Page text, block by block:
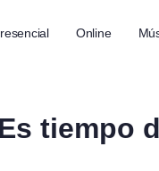
Online
tiempo